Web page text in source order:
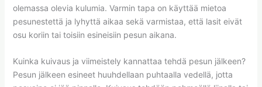
olemassa olevia kulumia. Varmin tapa on käyttää mietoa
pesunestettä ja lyhyttä aikaa sekä varmistaa, että lasit eivät
osu koriin tai toisiin esineisiin pesun aikana.
Kuinka kuivaus ja viimeistely kannattaa tehdä pesun jälkeen?
Pesun jälkeen esineet huuhdellaan puhtaalla vedellä, jotta